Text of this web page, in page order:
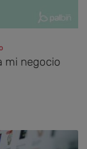
mi negocio